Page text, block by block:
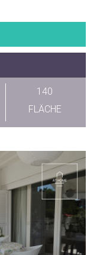
140
FLÄCHE